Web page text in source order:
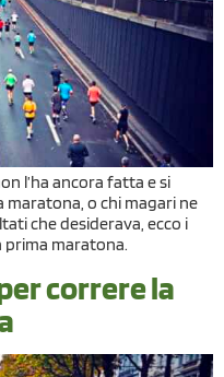
l’ha ancora fatta e si
maratona, o chi magari ne
che desiderava, ecco i
prima maratona.
correre la